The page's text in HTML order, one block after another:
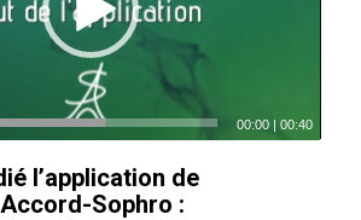
00:00 |00:40
l’application de
Sophro :